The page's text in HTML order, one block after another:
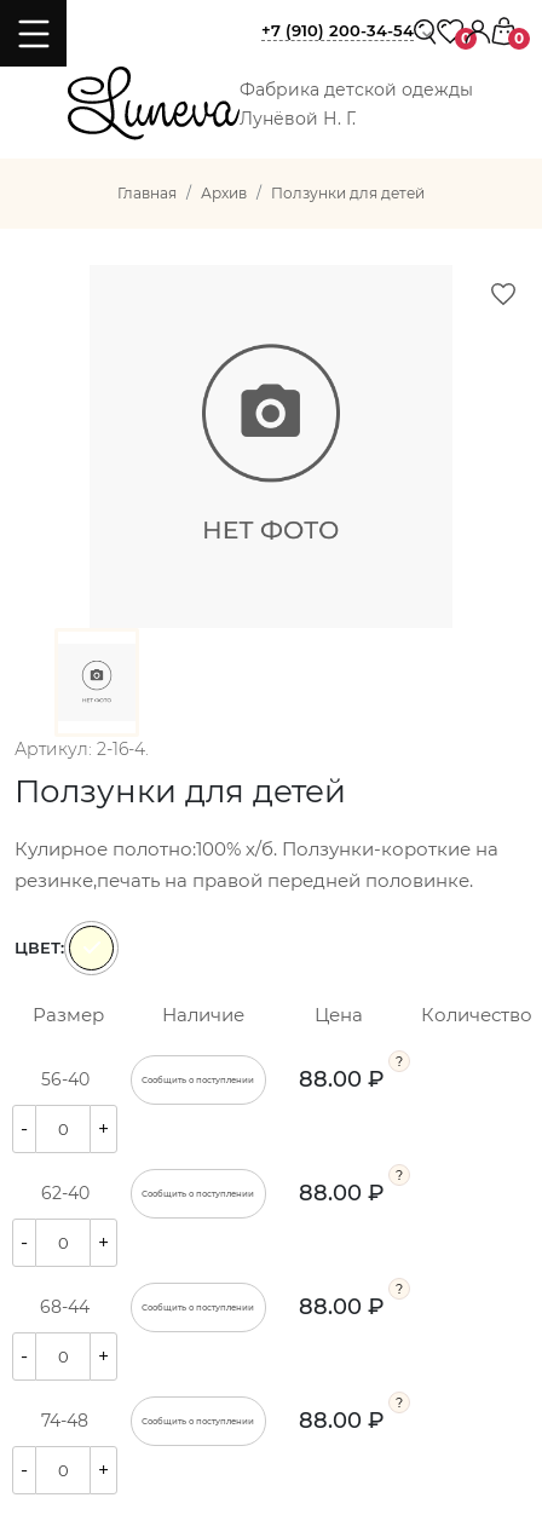
Фабрика детской одежды
Лунёвой Н. Г.
+7 (910) 200-34-54 0 0
Главная Архив Ползунки для детей
Артикул: 2-16-4.
Ползунки для детей
Кулирное полотно:100% х/б. Ползунки-короткие на
резинке,печать на правой передней половинке.
ЦВЕТ:
Размер Наличие Цена Количество
56-40 Сообщить о поступлении 88.00 ₽
- +
62-40 Сообщить о поступлении 88.00 ₽
- +
68-44 Сообщить о поступлении 88.00 ₽
- +
74-48 Сообщить о поступлении 88.00 ₽
- +